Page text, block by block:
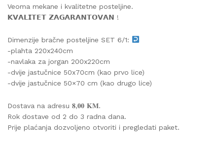
Veoma mekane i kvalitetne posteljine.
𝗞𝗩𝗔𝗟𝗜𝗧𝗘𝗧 𝗭𝗔𝗚𝗔𝗥𝗔𝗡𝗧𝗢𝗩𝗔𝗡 !
Dimenzije bračne posteljine SET 6/1:
-plahta 220x240cm
-navlaka za jorgan 200x220cm
-dvije jastučnice 50x70cm (kao prvo lice)
-dvije jastučnice 50×70 cm (kao drugo lice)
Dostava na adresu 𝟖,𝟎𝟎 𝐊𝐌.
Rok dostave od 2 do 3 radna dana.
Prije plaćanja dozvoljeno otvoriti i pregledati paket.